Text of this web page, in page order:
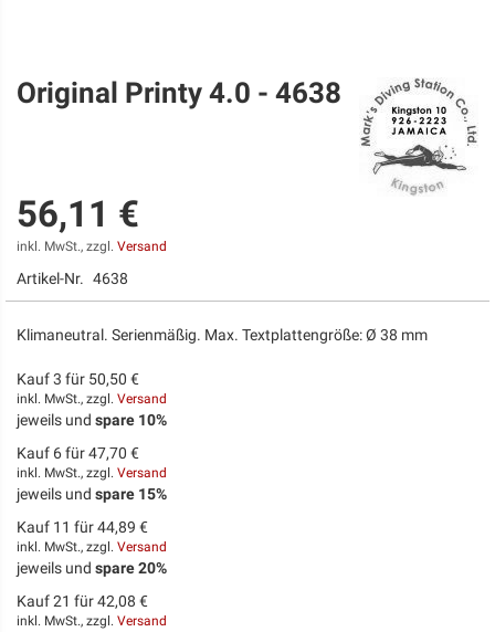
Zum
Anfang
Original Printy 4.0 - 4638
56,11 €
inkl. MwSt., zzgl. Versand
Artikel-Nr. 4638
Klimaneutral. Serienmäßig. Max. Textplattengröße: Ø 38 mm
Kauf 3 für 50,50 €
inkl. MwSt., zzgl. Versand
jeweils und spare 10%
Kauf 6 für47,70 €
inkl. MwSt., zzgl. Versand
jeweils und spare 15%
Kauf 11 für44,89 €
inkl. MwSt., zzgl. Versand
jeweils und spare20%
Kauf 21 für42,08 €
inkl. MwSt., zzgl. Versand